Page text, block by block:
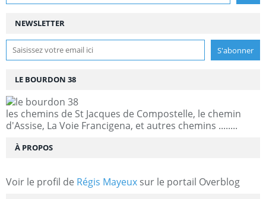
NEWSLETTER
LE BOURDON 38
les chemins de St Jacques de Compostelle, le chemin
d'Assise, La Voie Francigena, et autres chemins ........
À PROPOS
Voir le profil de Régis Mayeux sur le portail Overblog